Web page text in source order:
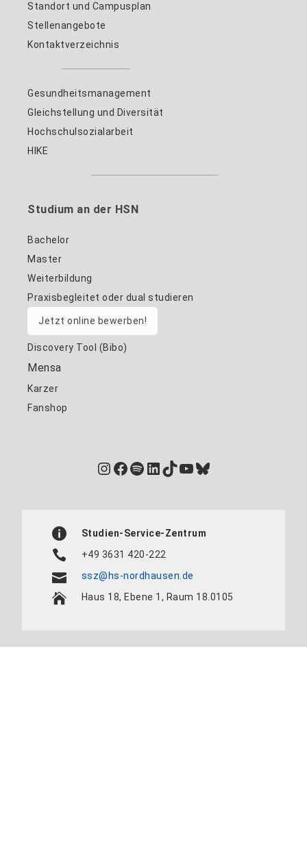
Standort und Campusplan
Stellenangebote
Kontaktverzeichnis
Gesundheitsmanagement
Gleichstellung und Diversität
Hochschulsozialarbeit
HIKE
Studium an der HSN
Bachelor
Master
Weiterbildung
Praxisbegleitet oder dual studieren
Jetzt online bewerben!
Discovery Tool (Bibo)
Mensa
Karzer
Fanshop
Instagram
Facebook
Spotify
LinkedIn
TikTok
YouTube
Bluesky
Studien-Service-Zentrum
+49 3631 420-222
ssz@hs-nordhausen.de
Haus 18, Ebene 1, Raum 18.0105